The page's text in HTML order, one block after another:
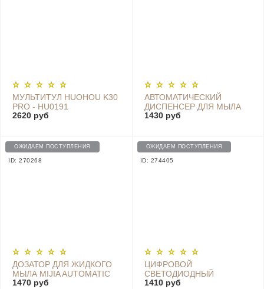
МУЛЬТИТУЛ HUOHOU K30
PRO - HU0191
2620 руб
АВТОМАТИЧЕСКИЙ
ДИСПЕНСЕР ДЛЯ МЫЛА
ZHIYA SOAP DISPENSER -
1430 руб
ОЖИДАЕМ ПОСТУПЛЕНИЯ
ID: 270268
ДОЗАТОР ДЛЯ ЖИДКОГО
МЫЛА MIJIA AUTOMATIC
FOAM SOAP DISPENSER
1470 руб
ОЖИДАЕМ ПОСТУПЛЕНИЯ
ID: 274405
ЦИФРОВОЙ
СВЕТОДИОДНЫЙ
БУДИЛЬНИК YOUPIN -
1410 руб